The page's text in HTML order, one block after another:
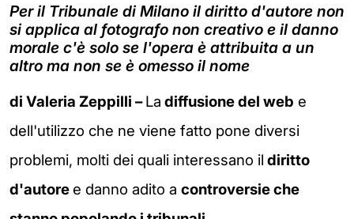
Per il Tribunale di Milano il diritto d'autore non
si applica al fotografo non creativo e il danno
morale c'è solo se l'opera è attribuita a un
altro ma non se è omesso il nome
di Valeria Zeppilli –La diffusione del web e
dell'utilizzo che ne viene fatto pone diversi
problemi, molti dei quali interessano il diritto
d'autore e danno adito a controversie che